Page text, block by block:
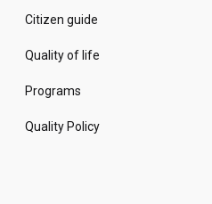
Citizen guide
Quality of life
Programs
Quality Policy